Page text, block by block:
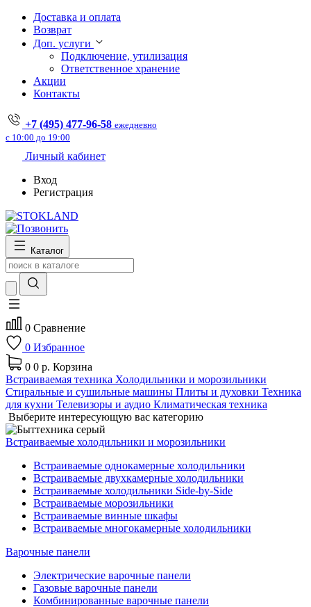
Доставка и оплата
Возврат
Доп. услуги
Подключение, утилизация
Ответственное хранение
Акции
Контакты
+7 (495) 477-96-58 ежедневно
с 10:00 до 19:00
Личный кабинет
Вход
Регистрация
Каталог
0 Сравнение
0 Избранное
0 0 р. Корзина
Встраиваемая техника Холодильники и морозильники
Стиральные и сушильные машины Плиты и духовки Техника
для кухни Телевизоры и аудио Климатическая техника
Выберите интересующую вас категорию
Встраиваемые холодильники и морозильники
Встраиваемые однокамерные холодильники
Встраиваемые двухкамерные холодильники
Встраиваемые холодильники Side-by-Side
Встраиваемые морозильники
Встраиваемые винные шкафы
Встраиваемые многокамерные холодильники
Варочные панели
Электрические варочные панели
Газовые варочные панели
Комбинированные варочные панели